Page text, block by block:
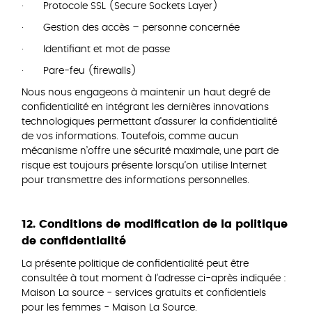
· Protocole SSL (Secure Sockets Layer)
· Gestion des accès – personne concernée
· Identifiant et mot de passe
· Pare-feu (firewalls)
Nous nous engageons à maintenir un haut degré de
confidentialité en intégrant les dernières innovations
technologiques permettant d’assurer la confidentialité
de vos informations. Toutefois, comme aucun
mécanisme n’offre une sécurité maximale, une part de
risque est toujours présente lorsqu’on utilise Internet
pour transmettre des informations personnelles.
12. Conditions de modification de la politique
de confidentialité
La présente politique de confidentialité peut être
consultée à tout moment à l’adresse ci-après indiquée :
Maison La source - services gratuits et confidentiels
pour les femmes - Maison La Source.